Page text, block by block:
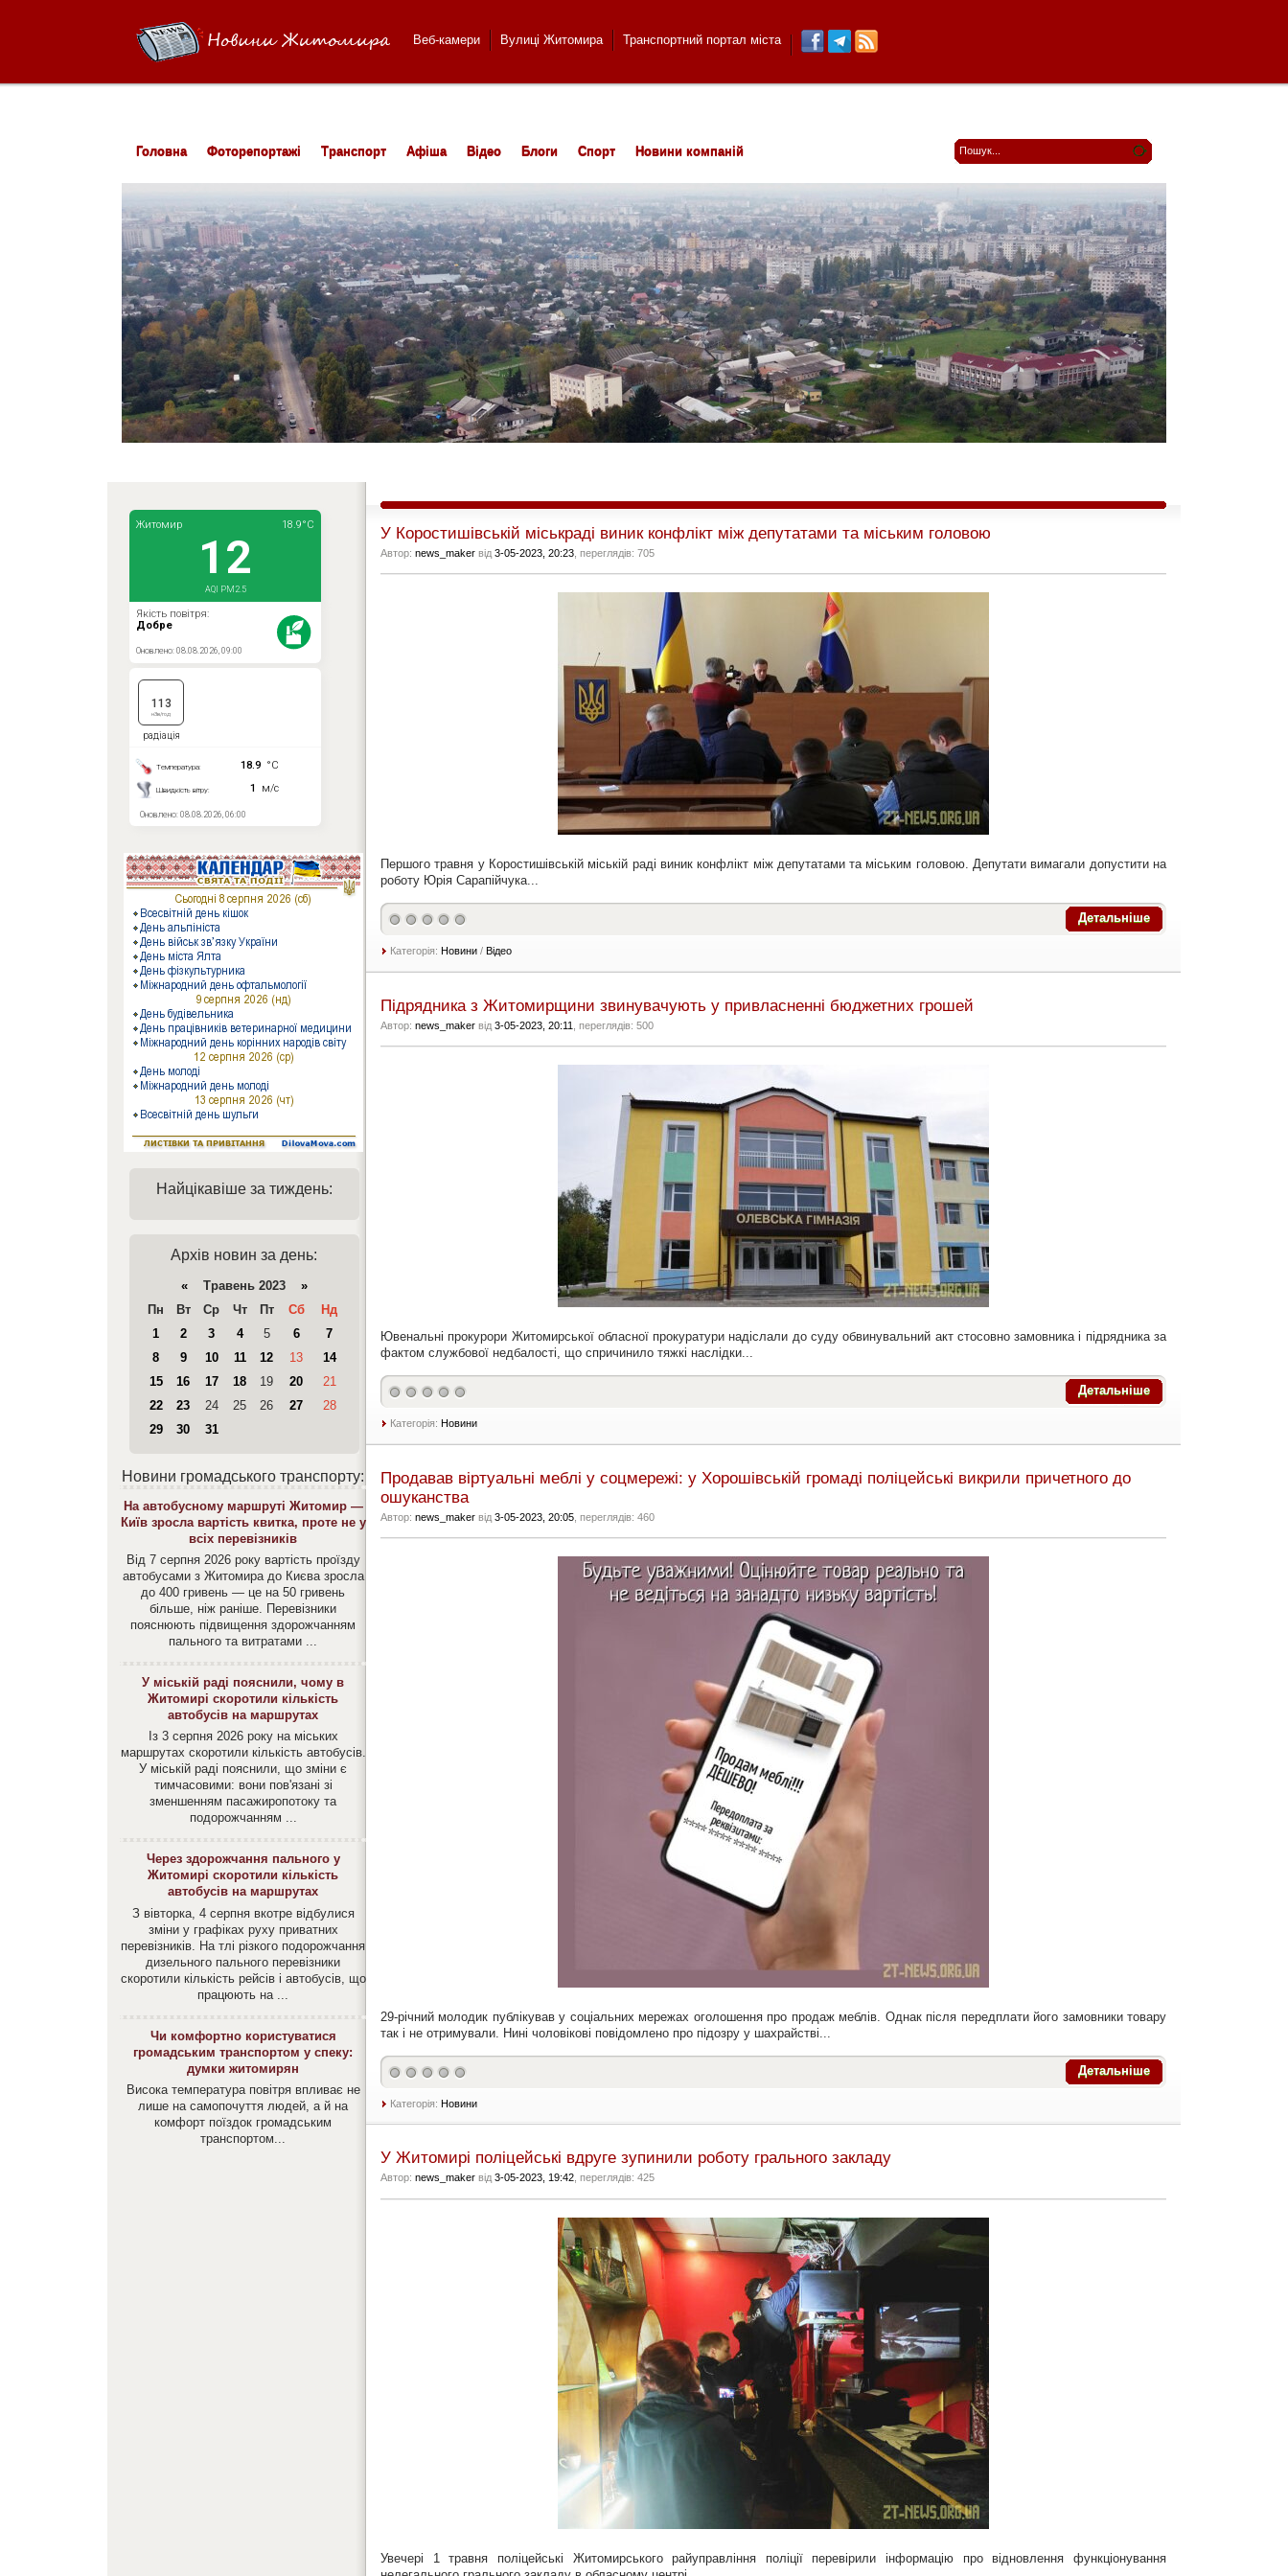
Веб-камери Вулиці Житомира Транспортний портал міста
Головна Фоторепортажі Транспорт Афіша Відео Блоги Спорт Новини компаній
У Коростишівській міськраді виник конфлікт між депутатами та міським головою
Автор: news_maker від 3-05-2023, 20:23 , переглядів: 705
Першого травня у Коростишівській міській раді виник конфлікт між депутатами та міським головою. Депутати вимагали допустити на
роботу Юрія Сарапійчука...
Детальніше
Категорія: Новини / Відео
Підрядника з Житомирщини звинувачують у привласненні бюджетних грошей
Автор: news_maker від 3-05-2023, 20:11 , переглядів: 500
Ювенальні прокурори Житомирської обласної прокуратури надіслали до суду обвинувальний акт стосовно замовника і підрядника за
фактом службової недбалості, що спричинило тяжкі наслідки...
Детальніше
Категорія: Новини
Продавав віртуальні меблі у соцмережі: у Хорошівській громаді поліцейські викрили причетного до
ошуканства
Автор: news_maker від 3-05-2023, 20:05 , переглядів: 460
29-річний молодик публікував у соціальних мережах оголошення про продаж меблів. Однак після передплати його замовники товару
так і не отримували. Нині чоловікові повідомлено про підозру у шахрайстві...
Детальніше
Категорія: Новини
У Житомирі поліцейські вдруге зупинили роботу грального закладу
Автор: news_maker від 3-05-2023, 19:42, переглядів: 425
Увечері 1 травня поліцейські Житомирського райуправління поліції перевірили інформацію про відновлення функціонування
Найцікавіше за тиждень:
Архів новин за день:
«Травень 2023 »
Пн
Вт Ср Чт Пт Сб
Нд
1
2 3 4 5 6
7
8
9 10 11 12 13
14
15
16 17 18 19 20
21
22
23 24 25 26 27
28
29
30 31
Новини громадського транспорту:
На автобусному маршруті Житомир —
Київ зросла вартість квитка, проте не у
всіх перевізників
Від 7 серпня 2026 року вартість проїзду
автобусами з Житомира до Києва зросла
до 400 гривень — це на 50 гривень
більше, ніж раніше. Перевізники
пояснюють підвищення здорожчанням
пального та витратами ...
У міській раді пояснили, чому в
Житомирі скоротили кількість
автобусів на маршрутах
Із 3 серпня 2026 року на міських
маршрутах скоротили кількість автобусів.
У міській раді пояснили, що зміни є
тимчасовими: вони пов'язані зі
зменшенням пасажиропотоку та
подорожчанням ...
Через здорожчання пального у
Житомирі скоротили кількість
автобусів на маршрутах
З вівторка, 4 серпня вкотре відбулися
зміни у графіках руху приватних
перевізників. На тлі різкого подорожчання
дизельного пального перевізники
скоротили кількість рейсів і автобусів, що
працюють на ...
Чи комфортно користуватися
громадським транспортом у спеку:
думки житомирян
Висока температура повітря впливає не
лише на самопочуття людей, а й на
комфорт поїздок громадським
транспортом...